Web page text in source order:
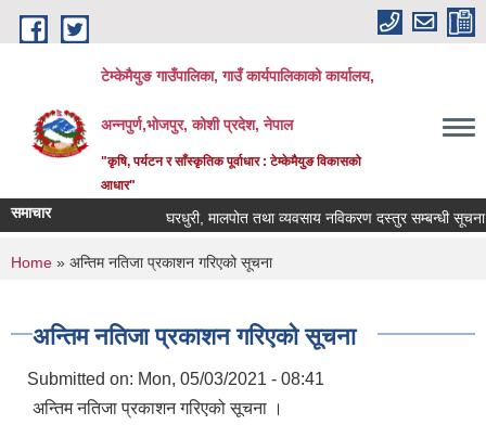
Skip to main content
टेम्केमैयुङ गाउँपालिका, गाउँ कार्यपालिकाको कार्यालय,
अन्नपुर्ण,भोजपुर, कोशी प्रदेश, नेपाल
"कृषि, पर्यटन र साँस्कृतिक पूर्वाधार : टेम्केमैयुङ विकासको
आधार"
समाचार घरधुरी, मालपोत तथा व्यवसाय नविकरण दस्तुर सम्बन्धी सूचना
You are here
Home » अन्तिम नतिजा प्रकाशन गरिएको सूचना
अन्तिम नतिजा प्रकाशन गरिएको सूचना
Submitted on: Mon, 05/03/2021 - 08:41
अन्तिम नतिजा प्रकाशन गरिएको सूचना ।